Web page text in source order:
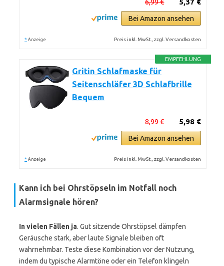
5,37 €
6,99 €
Bei Amazon ansehen
* Anzeige Preis inkl. MwSt., zzgl. Versandkosten
EMPFEHLUNG
Gritin Schlafmaske für
Seitenschläfer 3D Schlafbrille
Bequem
5,98 €
8,99 €
Bei Amazon ansehen
* Anzeige Preis inkl. MwSt., zzgl. Versandkosten
Kann ich bei Ohrstöpseln im Notfall noch
Alarmsignale hören?
In vielen Fällen ja. Gut sitzende Ohrstöpsel dämpfen
Geräusche stark, aber laute Signale bleiben oft
wahrnehmbar. Teste diese Kombination vor der Nutzung,
indem du typische Alarmtöne oder ein Telefon klingeln